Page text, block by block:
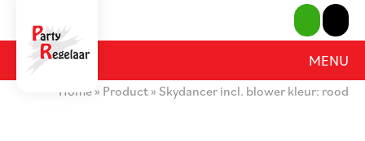
SLUITEN
PRODUCTEN
MENU
Home » Product » Skydancer incl. blower kleur: rood